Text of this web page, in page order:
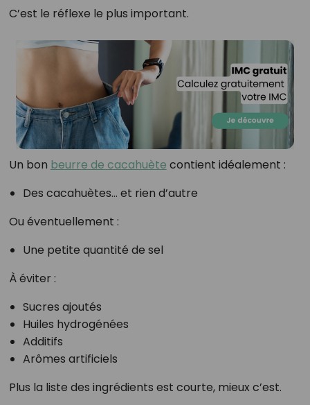
C’est le réflexe le plus important.
Un bon beurre de cacahuète contient idéalement :
Des cacahuètes… et rien d’autre
Ou éventuellement :
Une petite quantité de sel
À éviter :
Sucres ajoutés
Huiles hydrogénées
Additifs
Arômes artificiels
Plus la liste des ingrédients est courte, mieux c’est.